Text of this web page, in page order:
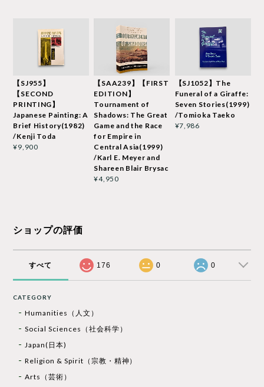
【SJ955】
【SECOND
PRINTING】
Japanese Painting: A
Brief History(1982)
/Kenji Toda
¥9,900
【SAA239】【FIRST
EDITION】
Tournament of
Shadows: The Great
Game and the Race
for Empire in
Central Asia(1999)
/Karl E. Meyer and
Shareen Blair Brysac
¥4,950
【SJ1052】The
Funeral of a Giraffe:
Seven Stories(1999)
/Tomioka Taeko
¥7,986
ショップの評価
すべて 176 0 0
CATEGORY
Humanities（人文）
Social Sciences（社会科学）
Japan(日本)
Religion & Spirit（宗教・精神）
Arts（芸術）